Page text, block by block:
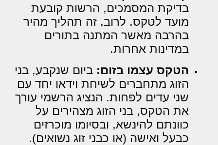
בדיקת המסמכים, הרשות קובעת
מועד לטקס. לרוב, זה תהליך מהיר
בהרבה מאשר המתנה בתורים
במדינות אחרות.
הטקס עצמו בזום: ביום שנקבע, בני
הזוג מתחברים לשיחת וידאו יחד עם
שני עדים לפחות. הנציג הרשמי עורך
את הטקס, בני הזוג מצהירים על
כוונתם להינשא, ובסיומו מוכרזים
כבעל ואישה (או כבני זוג נשואים).